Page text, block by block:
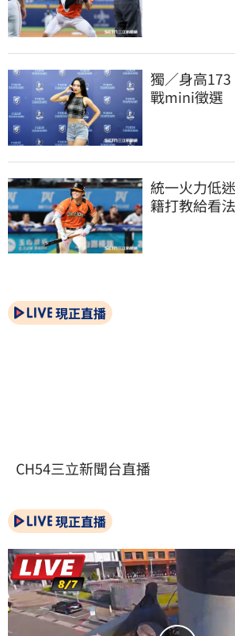
獨／身高
戰mini徵選
統一火力低
籍打教給看法
現正直播
CH54三立新聞台直播
現正直播